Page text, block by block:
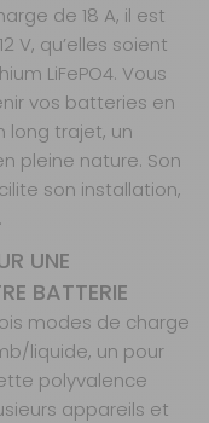
de 18 A, il est
V, qu’elles soient
LiFePO4. Vous
vos batteries en
long trajet, un
pleine nature. Son
son installation,
UNE
BATTERIE
modes de charge
liquide, un pour
polyvalence
appareils et